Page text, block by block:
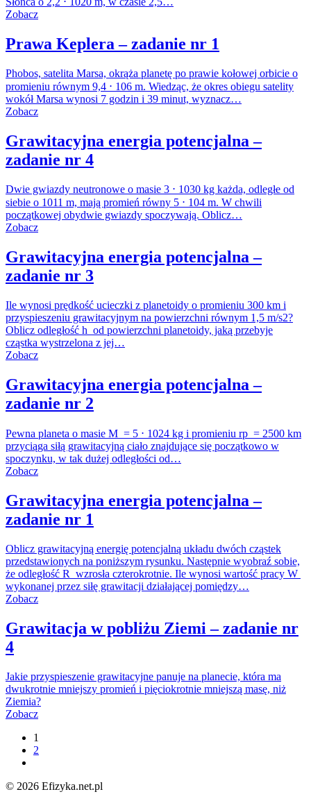
Zobacz
Prawa Keplera – zadanie nr 1
Phobos, satelita Marsa, okrąża planetę po prawie kołowej orbicie o
promieniu równym 9,4 ⋅ 106 m. Wiedząc, że okres obiegu satelity
wokół Marsa wynosi 7 godzin i 39 minut, wyznacz…
Zobacz
Grawitacyjna energia potencjalna –
zadanie nr 4
Dwie gwiazdy neutronowe o masie 3 ⋅ 1030 kg każda, odległe od
siebie o 1011 m, mają promień równy 5 ⋅ 104 m. W chwili
początkowej obydwie gwiazdy spoczywają. Oblicz…
Zobacz
Grawitacyjna energia potencjalna –
zadanie nr 3
Ile wynosi prędkość ucieczki z planetoidy o promieniu 300 km i
przyspieszeniu grawitacyjnym na powierzchni równym 1,5 m/s2?
Oblicz odległość h od powierzchni planetoidy, jaką przebyje
cząstka wystrzelona z jej…
Zobacz
Grawitacyjna energia potencjalna –
zadanie nr 2
Pewna planeta o masie M = 5 ⋅ 1024 kg i promieniu rp = 2500 km
przyciąga siłą grawitacyjną ciało znajdujące się początkowo w
spoczynku, w tak dużej odległości od…
Zobacz
Grawitacyjna energia potencjalna –
zadanie nr 1
Oblicz grawitacyjną energię potencjalną układu dwóch cząstek
przedstawionych na poniższym rysunku. Następnie wyobraź sobie,
że odległość R wzrosła czterokrotnie. Ile wynosi wartość pracy W
wykonanej przez siłę grawitacji działającej pomiędzy…
Zobacz
Grawitacja w pobliżu Ziemi – zadanie nr
4
Jakie przyspieszenie grawitacyjne panuje na planecie, która ma
dwukrotnie mniejszy promień i pięciokrotnie mniejszą masę, niż
Ziemia?
Zobacz
1
2
© 2026 Efizyka.net.pl